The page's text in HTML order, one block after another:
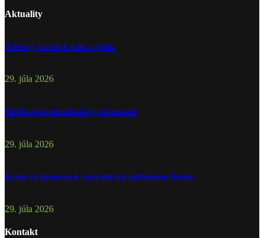
Aktuality
Zdravý vzťah k telu a jedlu
29. júla 2026
Hrdinovia minulosti aj súčasnosti
29. júla 2026
Krok za krokom k návratu do aktívneho života
29. júla 2026
Kontakt